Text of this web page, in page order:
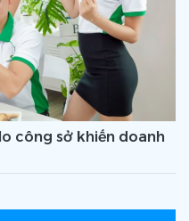
công sở khiến doanh